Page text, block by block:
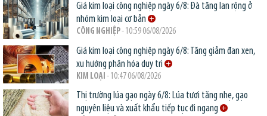
Giá kim loại công nghiệp ngày 6/8: Đà tăng lan rộng ở
nhóm kim loại cơ bản
CÔNG NGHIỆP- 10:59 06/08/2026
Giá kim loại công nghiệp ngày 6/8: Tăng giảm đan xen,
xu hướng phân hóa duy trì
KIM LOẠI - 10:47 06/08/2026
Thị trường lúa gạo ngày 6/8: Lúa tươi tăng nhẹ, gạo
nguyên liệu và xuất khẩu tiếp tục đi ngang